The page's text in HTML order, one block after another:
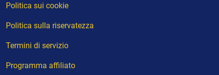
Politica sui cookie
Politica sulla riservatezza
Termini di servizio
Programma affiliato